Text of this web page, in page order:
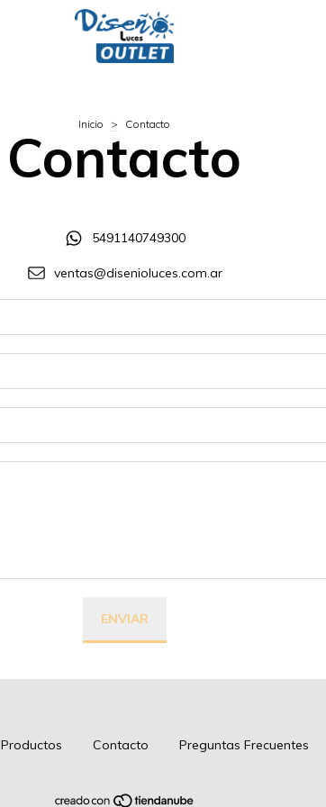
Inicio > Contacto
Contacto
5491140749300
ventas@disenioluces.com.ar
Productos Contacto Preguntas Frecuentes